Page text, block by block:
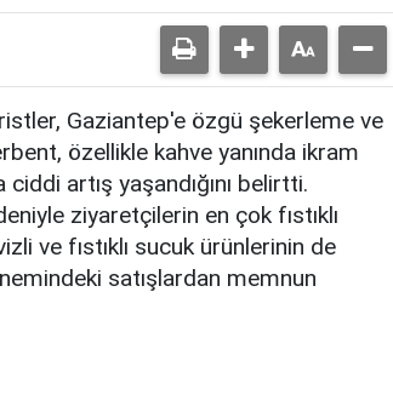
Gaziantep'e özgü şekerleme ve
özellikle kahve yanında ikram
artış yaşandığını belirtti.
ziyaretçilerin en çok fıstıklı
ve fıstıklı sucuk ürünlerinin de
satışlardan memnun